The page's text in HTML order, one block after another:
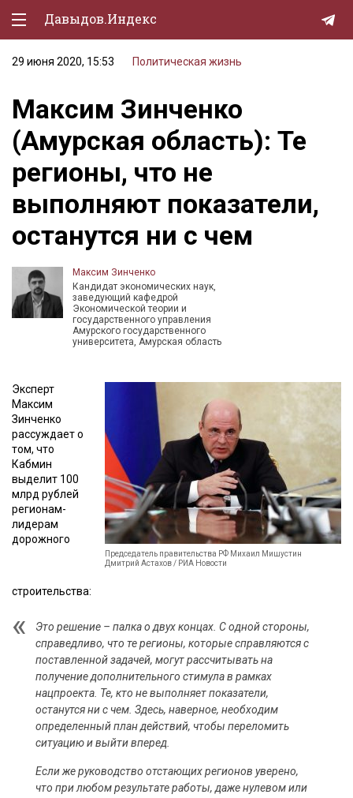
Давыдов.Индекс
Политическая жизнь
Экономика
Природа
Образование
Спорт
Культура
Lifestyle
Мурзилка
29 июня 2020, 15:53 Политическая жизнь
Максим Зинченко
(Амурская область): Те
регионы, что не
выполняют показатели,
останутся ни с чем
Максим Зинченко
Кандидат экономических наук,
заведующий кафедрой
Экономической теории и
государственного управления
Амурского государственного
университета, Амурская область
Председатель правительства РФ Михаил Мишустин
Дмитрий Астахов / РИА Новости
Эксперт
Максим
Зинченко
рассуждает о
том, что
Кабмин
выделит 100
млрд рублей
регионам-
лидерам
дорожного
строительства:
Это решение – палка о двух концах. С одной стороны,
справедливо, что те регионы, которые справляются с
поставленной задачей, могут рассчитывать на
получение дополнительного стимула в рамках
нацпроекта. Те, кто не выполняет показатели,
останутся ни с чем. Здесь, наверное, необходим
определенный план действий, чтобы переломить
ситуацию и выйти вперед.
Если же руководство отстающих регионов уверено,
что при любом результате работы, даже нулевом или